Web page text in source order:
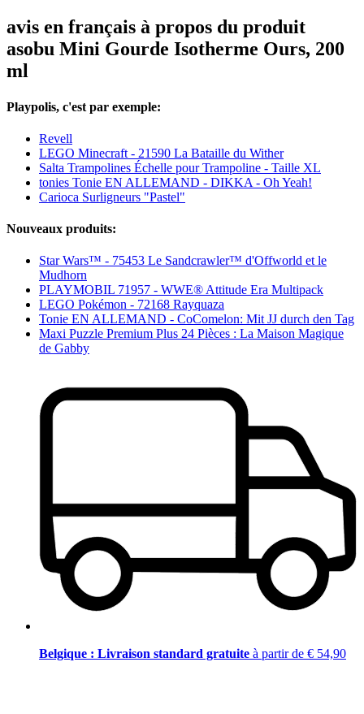
avis en français à propos du produit
asobu Mini Gourde Isotherme Ours, 200
ml
Playpolis, c'est par exemple:
Revell
LEGO Minecraft - 21590 La Bataille du Wither
Salta Trampolines Échelle pour Trampoline - Taille XL
tonies Tonie EN ALLEMAND - DIKKA - Oh Yeah!
Carioca Surligneurs "Pastel"
Nouveaux produits:
Star Wars™ - 75453 Le Sandcrawler™ d'Offworld et le
Mudhorn
PLAYMOBIL 71957 - WWE® Attitude Era Multipack
LEGO Pokémon - 72168 Rayquaza
Tonie EN ALLEMAND - CoComelon: Mit JJ durch den Tag
Maxi Puzzle Premium Plus 24 Pièces : La Maison Magique
de Gabby
Belgique : Livraison standard gratuite à partir de € 54,90